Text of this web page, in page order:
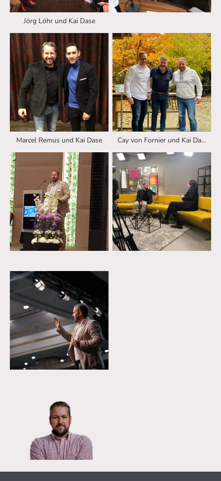
Jörg Löhr und Kai Dase
Marcel Remus und Kai Dase Cay von Fornier und Kai Dase